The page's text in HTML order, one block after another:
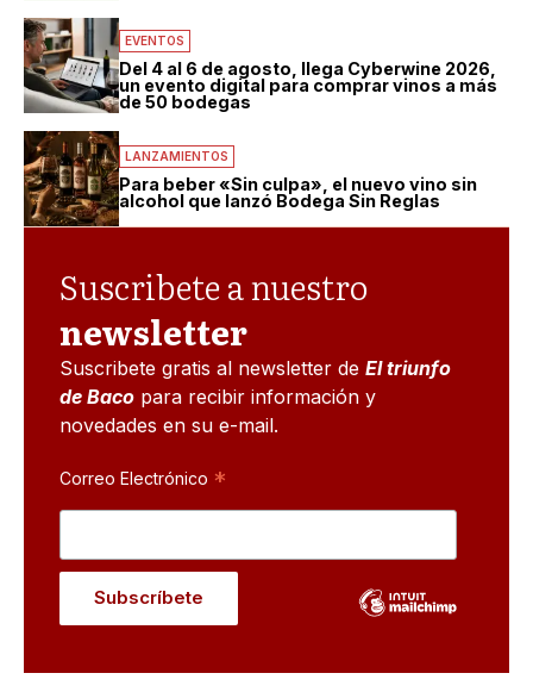
EVENTOS
Del 4 al 6 de agosto, llega Cyberwine 2026,
un evento digital para comprar vinos a más
de 50 bodegas
LANZAMIENTOS
Para beber «Sin culpa», el nuevo vino sin
alcohol que lanzó Bodega Sin Reglas
Suscribete a nuestro
newsletter
Suscribete gratis al newsletter de El triunfo
de Baco para recibir información y
novedades en su e-mail.
Correo Electrónico *